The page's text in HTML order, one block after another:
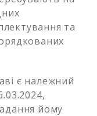
та
є належний
йому